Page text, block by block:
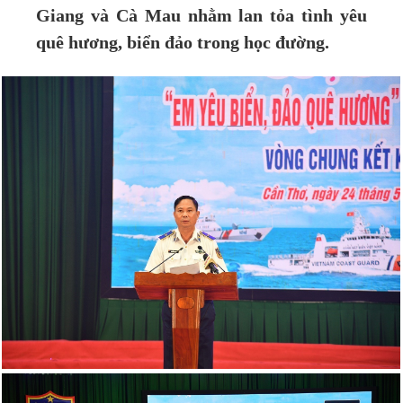
Giang và Cà Mau nhằm lan tỏa tình yêu
quê hương, biển đảo trong học đường.